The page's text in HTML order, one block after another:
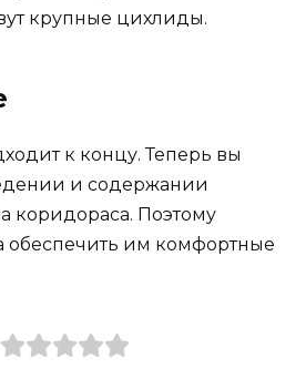
крупные цихлиды.
к концу. Теперь вы
и содержании
коридораса. Поэтому
обеспечить им комфортные